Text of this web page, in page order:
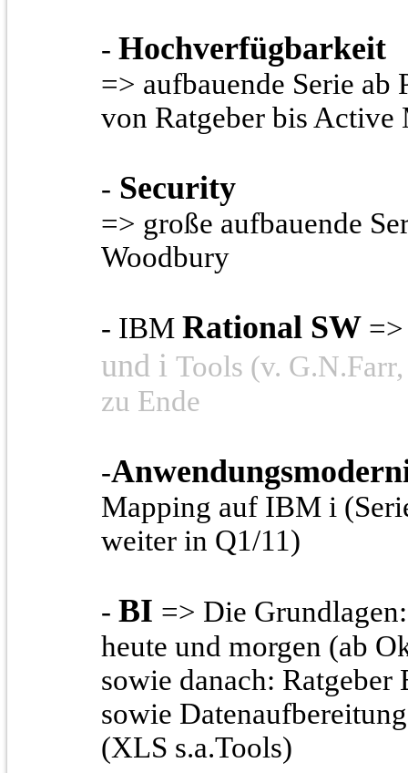
- Hochverfügbarkeit
=> aufbauende Serie
von Ratgeber bis Active
- Security
=> große aufbauende
Woodbury
- IBM Rational SW
und i Tools (v.
zu Ende
-
Mapping auf IBM i
weiter in Q1/11)
- BI => Die
heute und morgen (ab
sowie danach: Ratgeber
sowie
(XLS s.a.Tools)